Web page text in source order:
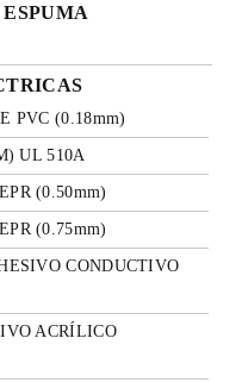
PVC (0.18mm)
UL 510A
(0.50mm)
(0.75mm)
CONDUCTIVO
ACRÍLICO